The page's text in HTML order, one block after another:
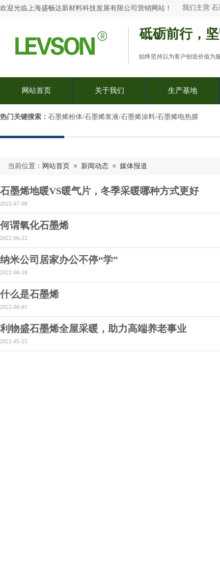
欢迎光临上海盛畅达新材料科技发展有限公司 营销网站 ！ 我们主营:石
砥砺前行，
始终坚持以为客户创造价值为
网站首页 关于我们 生产基地
热门关键搜索：​ 石墨烯粉体/石墨烯浆液/石墨烯涂料/石墨烯电热膜
当前位置： 网站首页 ≡ 新闻动态 ≡ 媒体报道
石墨烯地暖VS暖气片，冬季采暖哪种方式更好
2022-07-08
何谓氧化石墨烯
2022-06-22
纳米公司居家办公不停“学”
2022-06-18
什么是石墨烯
2022-06-01
利物盛石墨烯全屋采暖，助力高端养老事业
2022-05-25